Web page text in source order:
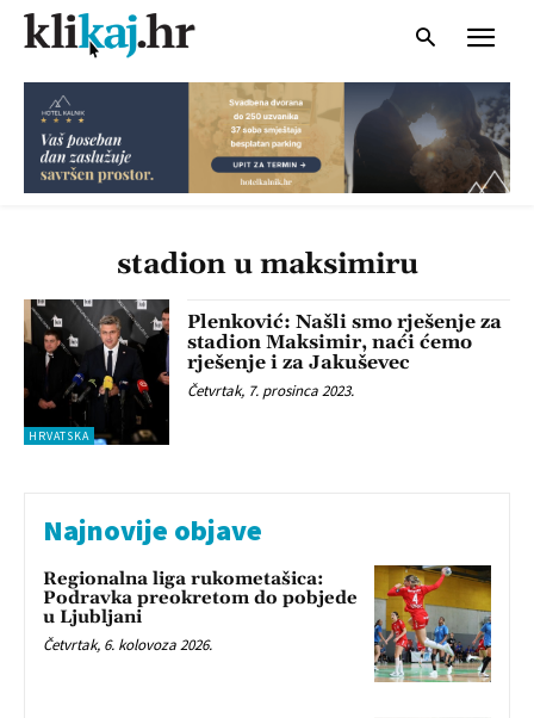
stadion u maksimiru
HRVATSKA
Plenković: Našli smo rješenje za
stadion Maksimir, naći ćemo
rješenje i za Jakuševec
Četvrtak, 7. prosinca 2023.
Najnovije objave
Regionalna liga rukometašica:
Podravka preokretom do pobjede
u Ljubljani
Četvrtak, 6. kolovoza 2026.